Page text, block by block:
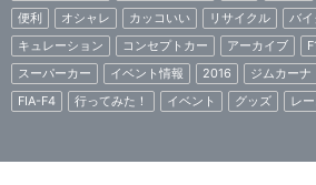
便利
オシャレ カッコいい リサイクル バイ
キュレーション
コンセプトカー アーカイブ
スーパーカー
イベント情報 2016 ジムカーナ
FIA-F4
行ってみた！ イベント グッズ レ